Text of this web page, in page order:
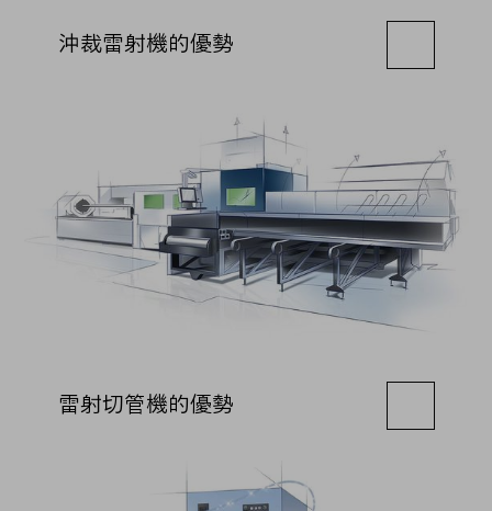
沖裁雷射機的優勢
雷射切管機的優勢